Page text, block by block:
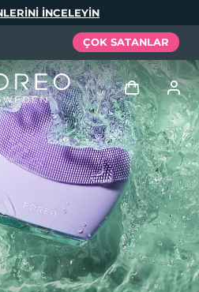
INCELEYIN
ÇOK SATANLAR
Giriş
Kullanici profi̇li̇
Cihazlarım
Siparişlerim
Elixir
Español
Português
Русский